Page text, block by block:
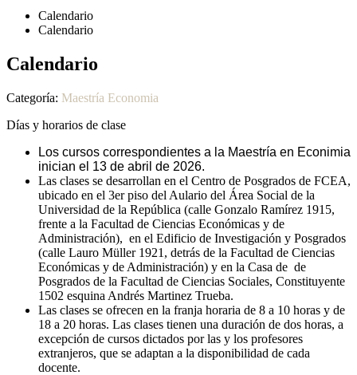
Calendario
Calendario
Calendario
Categoría: Maestría Economia
Días y horarios de clase
Los cursos correspondientes a la Maestría en Econimia
inician el 13 de abril de 2026.
Las clases se desarrollan en el Centro de Posgrados de FCEA,
ubicado en el 3er piso del Aulario del Área Social de la
Universidad de la República (calle Gonzalo Ramírez 1915,
frente a la Facultad de Ciencias Económicas y de
Administración), en el Edificio de Investigación y Posgrados
(calle Lauro Müller 1921, detrás de la Facultad de Ciencias
Económicas y de Administración) y en la Casa de de
Posgrados de la Facultad de Ciencias Sociales, Constituyente
1502 esquina Andrés Martinez Trueba.
Las clases se ofrecen en la franja horaria de 8 a 10 horas y de
18 a 20 horas. Las clases tienen una duración de dos horas, a
excepción de cursos dictados por las y los profesores
extranjeros, que se adaptan a la disponibilidad de cada
docente.